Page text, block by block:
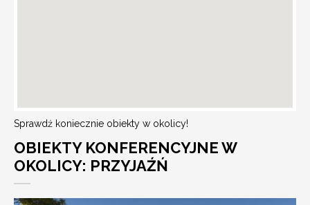
Sprawdź koniecznie obiekty w okolicy!
OBIEKTY KONFERENCYJNE W
OKOLICY: PRZYJAŹŃ